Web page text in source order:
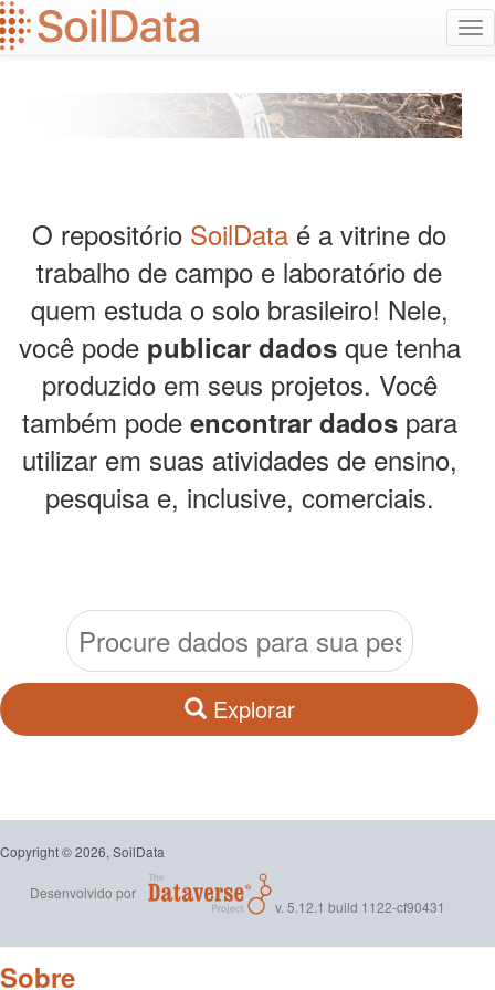
Ir
para
o
O repositório SoilData é a vitrine do
trabalho de campo e laboratório de
quem estuda o solo brasileiro! Nele,
você pode publicar dadosque tenha
produzido em seus projetos. Você
também pode encontrar dadospara
utilizar em suas atividades de ensino,
pesquisa e, inclusive, comerciais.
Explorar
Copyright © 2026, SoilData
Desenvolvido por
v. 5.12.1 build 1122-cf90431
Sobre